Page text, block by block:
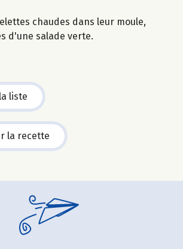
chaudes dans leur moule,
d'une salade verte.
liste
la recette